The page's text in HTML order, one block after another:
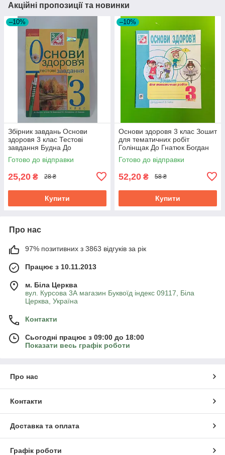
Акційні пропозиції та новинки
–10%
Збірник завдань Основи
здоровя 3 клас Тестові
завдання Будна До
підручника Беха Богдан
Готово до відправки
25,20 ₴ 28 ₴
Купити
–10%
Основи здоровя 3 клас Зошит
для тематичних робіт
Голінщак До Гнатюк Богдан
Готово до відправки
52,20 ₴ 58 ₴
Купити
Про нас
97% позитивних з 3863 відгуків за рік
Працює з 10.11.2013
м. Біла Церква
вул. Курсова 3А магазин Буквоїд індекс 09117, Біла
Церква, Україна
Контакти
Сьогодні працює з 09:00 до 18:00
Показати весь графік роботи
Про нас
Контакти
Доставка та оплата
Графік роботи